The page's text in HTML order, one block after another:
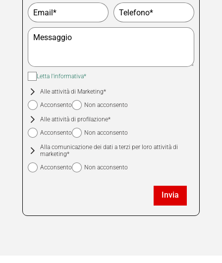
Seleziona la fascia oraria di preferenza
15.00 - 17.00
17.00 - 19.00
preferenza
Letta l'informativa*
Alle attività di Marketing*
Acconsento
Non acconsento
Alle attività di profilazione*
Acconsento
Non acconsento
Alla comunicazione dei dati a terzi per loro attività di
marketing*
Acconsento
Non acconsento
Invia